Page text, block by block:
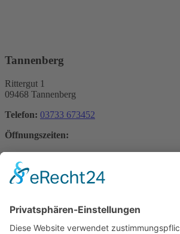
Tannenberg
Rittergut 1
09468 Tannenberg
Telefon: 03733 673452
Öffnungszeiten:
Dienstag bis Freitag: 06.00 - 17.30 Uhr
Samstag: 06.00 - 11.00 Uhr / 14.00 - 17.00 Uhr